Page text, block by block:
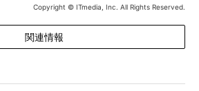
Copyright © ITmedia, Inc. All Rights Reserved.
関連情報